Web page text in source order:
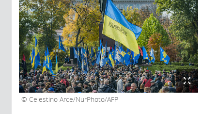
Celestino Arce/NurPhoto/AFP